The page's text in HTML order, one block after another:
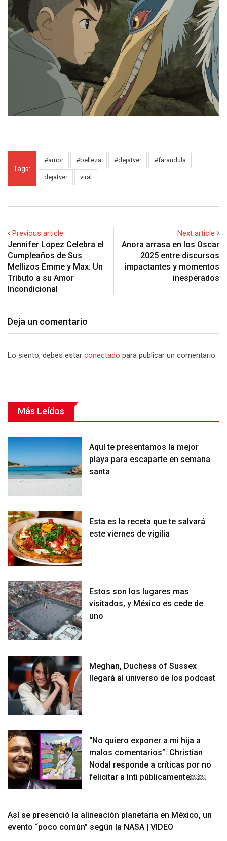
Tags:
#amor #belleza #dejatver #farandula
dejatver viral
Previous article
Jennifer Lopez Celebra el
Cumpleaños de Sus
Mellizos Emme y Max: Un
Tributo a su Amor
Incondicional
Next article
Anora arrasa en los Oscar
2025 entre discursos
impactantes y momentos
inesperados
Deja un comentario
Lo siento, debes estar conectado para publicar un comentario.
Más Leídos
Aquí te presentamos la mejor
playa para escaparte en semana
santa
Esta es la receta que te salvará
este viernes de vigilia
Estos son los lugares mas
visitados, y México es cede de
uno
Meghan, Duchess of Sussex
llegará al universo de los podcast
“No quiero exponer a mi hija a
malos comentarios”: Christian
Nodal responde a críticas por no
felicitar a Inti públicamente￼￼
Así se presenció la alineación planetaria en México, un
evento “poco común” según la NASA | VIDEO